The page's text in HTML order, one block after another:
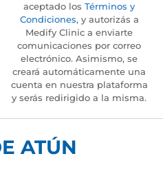
aceptado los Términos y
Condiciones, y autorizás a
Medify Clinic a enviarte
comunicaciones por correo
electrónico. Asimismo, se
creará automáticamente una
cuenta en nuestra plataforma
y serás redirigido a la misma.
ATÚN